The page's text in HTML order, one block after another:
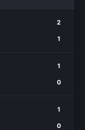
2
1
1
0
1
0